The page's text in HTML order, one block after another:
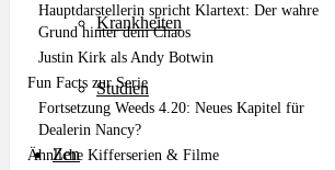
Krankheiten
Studien
Zen
Hauptdarstellerin spricht Klartext: Der wahre
Grund hinter dem Chaos
Justin Kirk als Andy Botwin
Fun Facts zur Serie
Fortsetzung Weeds 4.20: Neues Kapitel für
Dealerin Nancy?
Ähnliche Kifferserien & Filme